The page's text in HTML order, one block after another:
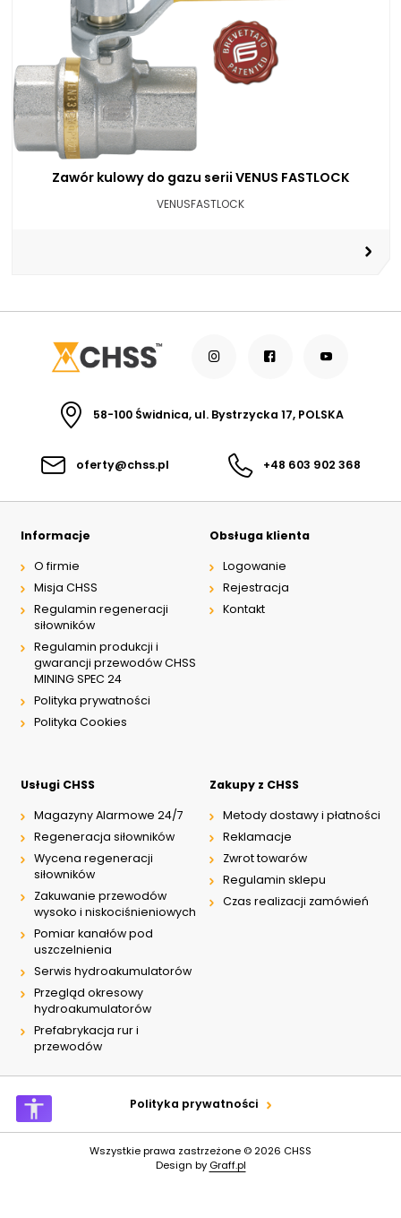
Zawór kulowy do gazu serii VENUS FASTLOCK
VENUSFASTLOCK
58-100 Świdnica, ul. Bystrzycka 17, POLSKA
oferty@chss.pl +48 603 902 368
Informacje
O firmie
Misja CHSS
Regulamin regeneracji
siłowników
Regulamin produkcji i
gwarancji przewodów CHSS
MINING SPEC 24
Polityka prywatności
Polityka Cookies
Obsługa klienta
Logowanie
Rejestracja
Kontakt
Usługi CHSS
Magazyny Alarmowe 24/7
Regeneracja siłowników
Wycena regeneracji
siłowników
Zakuwanie przewodów
wysoko i niskociśnieniowych
Pomiar kanałów pod
uszczelnienia
Serwis hydroakumulatorów
Przegląd okresowy
hydroakumulatorów
Prefabrykacja rur i
przewodów
Zakupy z CHSS
Metody dostawy i płatności
Reklamacje
Zwrot towarów
Regulamin sklepu
Czas realizacji zamówień
Polityka prywatności
Wszystkie prawa zastrzeżone © 2026 CHSS
Design by Graff.pl